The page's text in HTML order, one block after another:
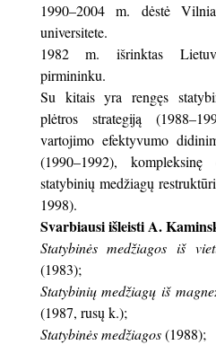
1990–2004 m. dėstė
universitete.
1982 m. išrinktas
pirmininku.
Su kitais yra rengęs
plėtros strategiją
vartojimo efektyvumo
(1990–1992),
statybinių medžiagų
1998).
Svarbiausi išleisti A.
Statybinės medžiagos iš
(1983);
Statybinių medžiagų iš
(1987, rusų k.);
Statybinės medžiagos(1988);